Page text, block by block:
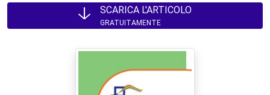
SCARICA L'ARTICOLO
GRATUITAMENTE